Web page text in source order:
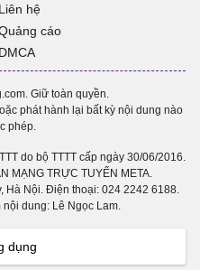
Liên hệ
cáo
DMCA
Giữ toàn quyền.
phát hành lại bất kỳ nội dung nào
phép.
do bộ TTTT cấp ngày 30/06/2016.
MẠNG TRỰC TUYẾN META.
Hà Nội. Điện thoại: 024 2242 6188.
nội dung: Lê Ngọc Lam.
dụng